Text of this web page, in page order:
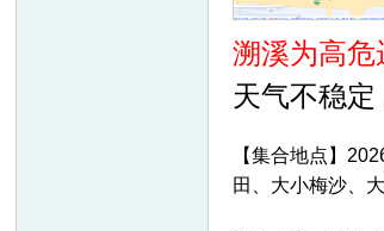
溯溪为高危
天气不稳定
【集合地点】
田、大小梅沙、